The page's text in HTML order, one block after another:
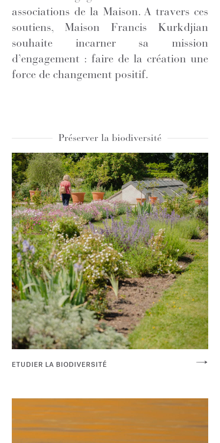
associations de la Maison. A travers ces
soutiens, Maison Francis Kurkdjian
souhaite incarner sa mission
d’engagement : faire de la création une
force de changement positif.
Préserver la biodiversité
ETUDIER LA BIODIVERSITÉ